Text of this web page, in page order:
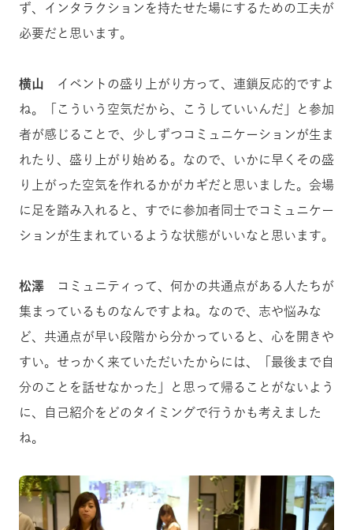
ず、インタラクションを持たせた場にするための工夫が
必要だと思います。
横山 イベントの盛り上がり方って、連鎖反応的ですよ
ね。「こういう空気だから、こうしていいんだ」と参加
者が感じることで、少しずつコミュニケーションが生ま
れたり、盛り上がり始める。なので、いかに早くその盛
り上がった空気を作れるかがカギだと思いました。会場
に足を踏み入れると、すでに参加者同士でコミュニケー
ションが生まれているような状態がいいなと思います。
松澤 コミュニティって、何かの共通点がある人たちが
集まっているものなんですよね。なので、志や悩みな
ど、共通点が早い段階から分かっていると、心を開きや
すい。せっかく来ていただいたからには、「最後まで自
分のことを話せなかった」と思って帰ることがないよう
に、自己紹介をどのタイミングで行うかも考えました
ね。